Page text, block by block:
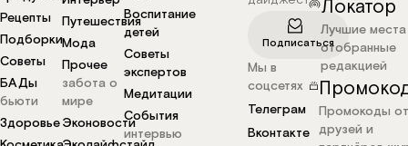
Рецепты
Подборки
Советы
БАДы
бьюти
Здоровье
Путешествия
Мода
Прочее
забота о
мире
Эконовости
Воспитание
детей
Советы
экспертов
Медитации
События
интервью
Подписаться
Мы в
соцсетях
Телеграм
Вконтакте
Локатор
Лучшие места
отобранные
редакцией
Промокоды
друзей и